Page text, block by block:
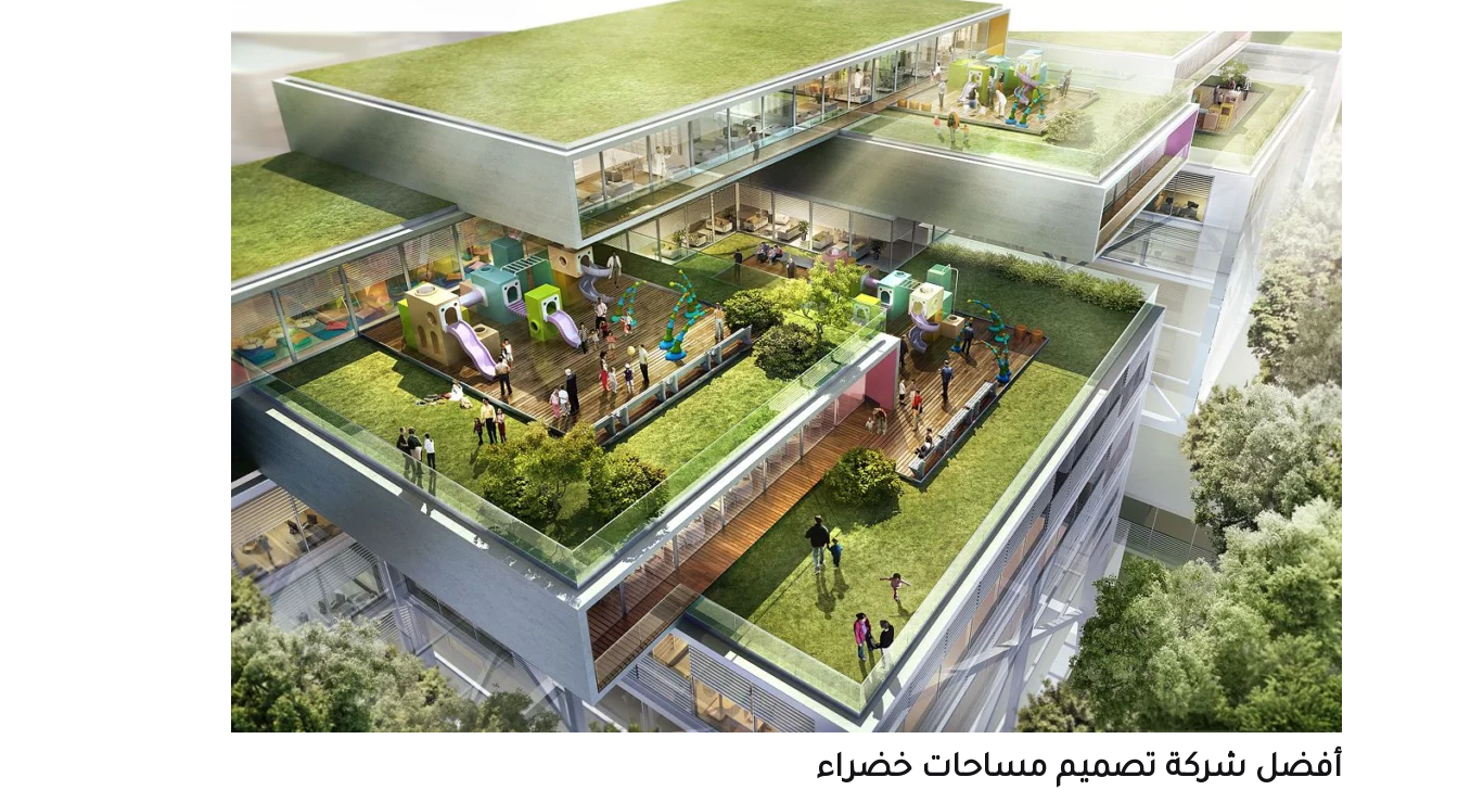
أفضل شركة تصميم مساحات خضراء